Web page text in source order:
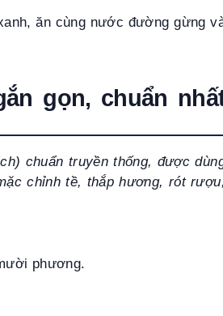
ăn cùng nước đường gừng
gọn, chuẩn
chuẩn truyền thống, được
chỉnh tề, thắp hương, rót rượu,
phương.